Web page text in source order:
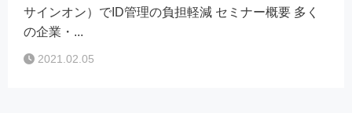
サインオン）でID管理の負担軽減 セミナー概要 多く
の企業・...
2021.02.05